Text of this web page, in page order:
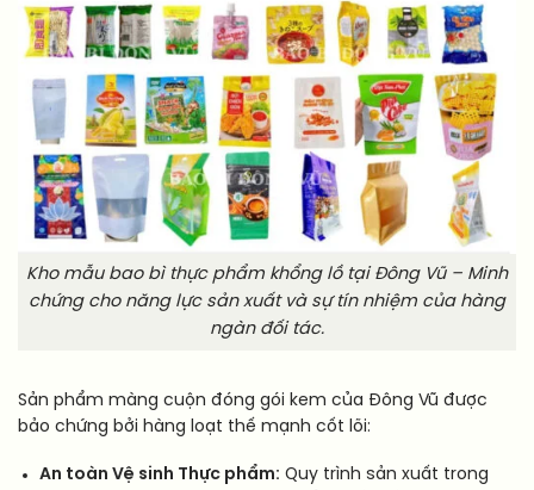
Kho mẫu bao bì thực phẩm khổng lồ tại Đông Vũ – Minh
chứng cho năng lực sản xuất và sự tín nhiệm của hàng
ngàn đối tác.
Sản phẩm màng cuộn đóng gói kem của Đông Vũ được
bảo chứng bởi hàng loạt thế mạnh cốt lõi:
An toàn Vệ sinh Thực phẩm: Quy trình sản xuất trong